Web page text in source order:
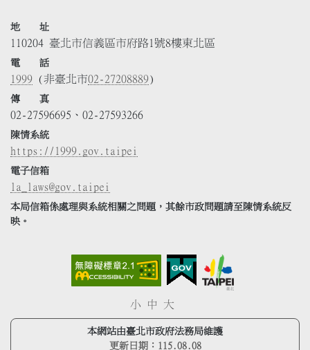
地 址
110204 臺北市信義區市府路1號8樓東北區
電 話
1999 (非臺北市02-27208889)
傳 真
02-27596695、02-27593266
陳情系統
https://1999.gov.taipei
電子信箱
la_laws@gov.taipei
本局信箱係處理與系統相關之問題，其餘市政問題請至陳情系統反
映。
小 中 大
本網站由臺北市政府法務局維護
更新日期： 115.08.08